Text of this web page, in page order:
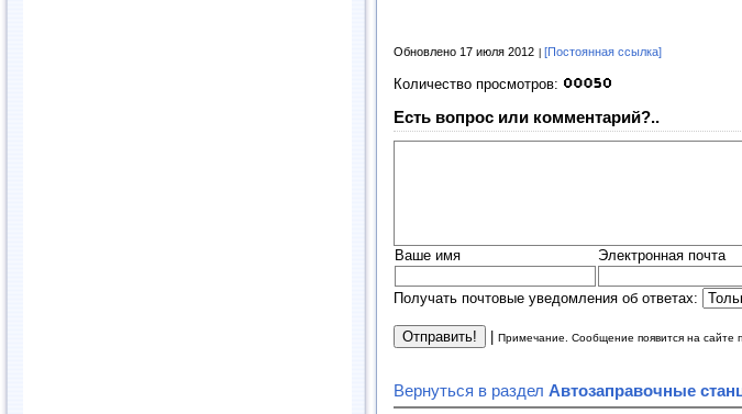
Обновлено 17 июля 2012 [Постоянная ссылка]
Количество просмотров:
Есть вопрос или комментарий?..
Ваше имя Электронная почта
Получать почтовые уведомления об ответах:
Примечание. Сообщение появится на сайте
Вернуться в раздел Автозаправочные